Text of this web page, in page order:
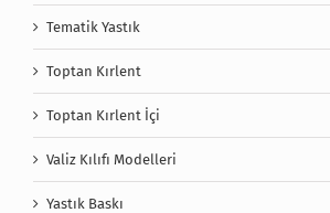
Tematik Yastık
Toptan Kırlent
Toptan Kırlent İçi
Valiz Kılıfı Modelleri
Yastık Baskı